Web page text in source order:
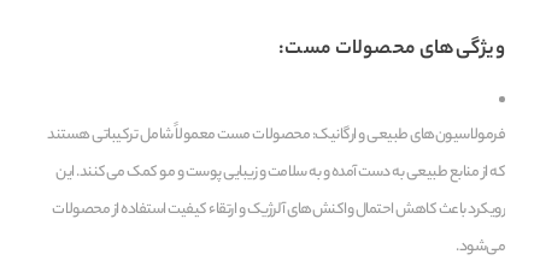
ویژگی‌های محصولات مست:
فرمولاسیون‌های طبیعی و ارگانیک: محصولات مست معمولاً شامل ترکیباتی هستند
که از منابع طبیعی به دست آمده و به سلامت و زیبایی پوست و مو کمک می‌کنند. این
رویکرد باعث کاهش احتمال واکنش‌های آلرژیک و ارتقاء کیفیت استفاده از محصولات
می‌شود.